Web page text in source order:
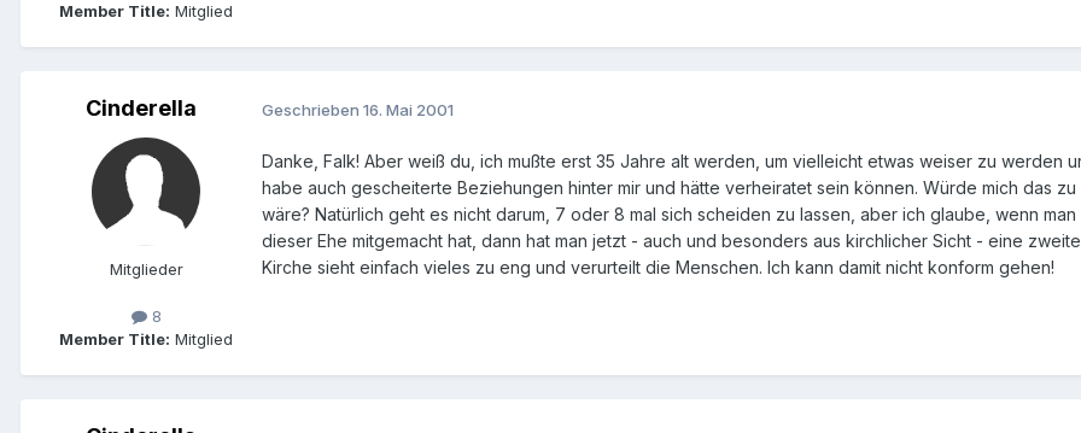
Member Title: Mitglied
Cinderella
Mitglieder
8
Member Title: Mitglied
Geschrieben 16. Mai 2001
Danke, Falk! Aber weiß du, ich mußte erst 35 Jahre alt werden, um vielleicht etwas weiser zu werden
habe auch gescheiterte Beziehungen hinter mir und hätte verheiratet sein können. Würde mich das
wäre? Natürlich geht es nicht darum, 7 oder 8 mal sich scheiden zu lassen, aber ich glaube, wenn
dieser Ehe mitgemacht hat, dann hat man jetzt - auch und besonders aus kirchlicher Sicht - eine
Kirche sieht einfach vieles zu eng und verurteilt die Menschen. Ich kann damit nicht konform gehen!